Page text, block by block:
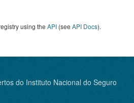
using the API (see API Docs).
do Instituto Nacional do Seguro